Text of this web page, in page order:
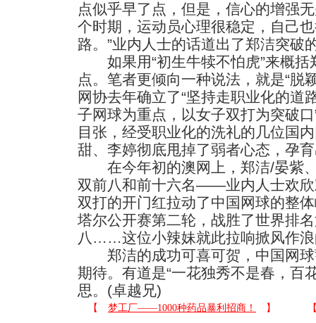
点似乎早了点，但是，信心的增强
个时期，运动员心理很稳定，自己
路。”业内人士的话道出了郑洁突破
如果用“初生牛犊不怕虎”来概括
点。笔者更倾向一种说法，就是“脱
网协去年确立了“坚持走职业化的道
子网球为重点，以女子双打为突破
目张，经受职业化的洗礼的几位国
甜、李婷彻底甩掉了弱者心态，孕
在今年初的澳网上，郑洁/晏紫
双前八和前十六名——业内人士欢
双打的开门红拉动了中国网球的整
塔尔公开赛第二轮，战胜了世界排
八……这位小辣妹就此拉响掀风作
郑洁的成功可喜可贺，中国网球
期待。有道是“一花独秀不是春，百
思。(卓越兄)